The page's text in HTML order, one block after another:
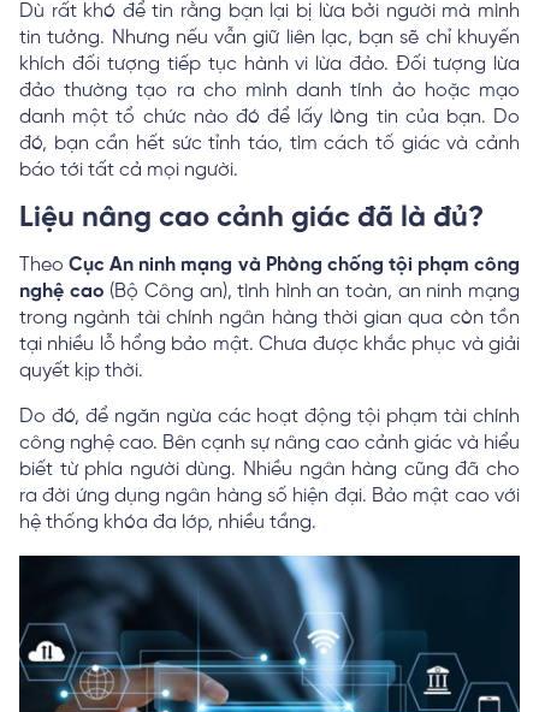
Dù rất khó để tin rằng bạn lại bị lừa bởi người mà mình
tin tưởng. Nhưng nếu vẫn giữ liên lạc, bạn sẽ chỉ khuyến
khích đối tượng tiếp tục hành vi lừa đảo. Đối tượng lừa
đảo thường tạo ra cho mình danh tính ảo hoặc mạo
danh một tổ chức nào đó để lấy lòng tin của bạn. Do
đó, bạn cần hết sức tỉnh táo, tìm cách tố giác và cảnh
báo tới tất cả mọi người.
Liệu nâng cao cảnh giác đã là đủ?
TheoCục An ninh mạng và Phòng chống tội phạm công
nghệ cao (Bộ Công an), tình hình an toàn, an ninh mạng
trong ngành tài chính ngân hàng thời gian qua còn tồn
tại nhiều lỗ hổng bảo mật. Chưa được khắc phục và giải
quyết kịp thời.
Do đó, để ngăn ngừa các hoạt động tội phạm tài chính
công nghệ cao. Bên cạnh sự nâng cao cảnh giác và hiểu
biết từ phía người dùng. Nhiều ngân hàng cũng đã cho
ra đời ứng dụng ngân hàng số hiện đại. Bảo mật cao với
hệ thống khóa đa lớp, nhiều tầng.